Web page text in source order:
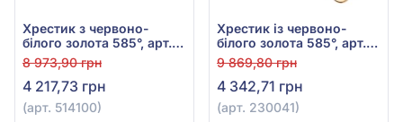
Хрестик з червоно-
білого золота 585°, арт.
514100
8 973,90 грн
4 217,73 грн
(арт. 514100)
Хрестик із червоно-
білого золота 585°, арт.
230041
9 869,80 грн
4 342,71 грн
(арт. 230041)